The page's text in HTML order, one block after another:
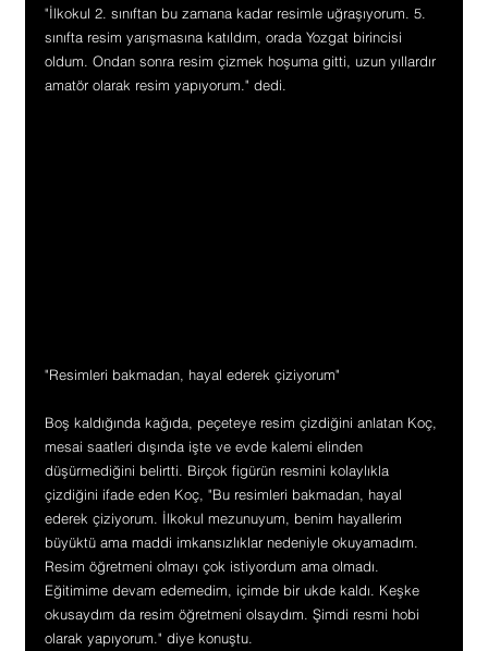
"İlkokul 2. sınıftan bu zamana kadar resimle uğraşıyorum. 5.
sınıfta resim yarışmasına katıldım, orada Yozgat birincisi
oldum. Ondan sonra resim çizmek hoşuma gitti, uzun yıllardır
amatör olarak resim yapıyorum." dedi.
"Resimleri bakmadan, hayal ederek çiziyorum"
Boş kaldığında kağıda, peçeteye resim çizdiğini anlatan Koç,
mesai saatleri dışında işte ve evde kalemi elinden
düşürmediğini belirtti. Birçok figürün resmini kolaylıkla
çizdiğini ifade eden Koç, "Bu resimleri bakmadan, hayal
ederek çiziyorum. İlkokul mezunuyum, benim hayallerim
büyüktü ama maddi imkansızlıklar nedeniyle okuyamadım.
Resim öğretmeni olmayı çok istiyordum ama olmadı.
Eğitimime devam edemedim, içimde bir ukde kaldı. Keşke
okusaydım da resim öğretmeni olsaydım. Şimdi resmi hobi
olarak yapıyorum." diye konuştu.